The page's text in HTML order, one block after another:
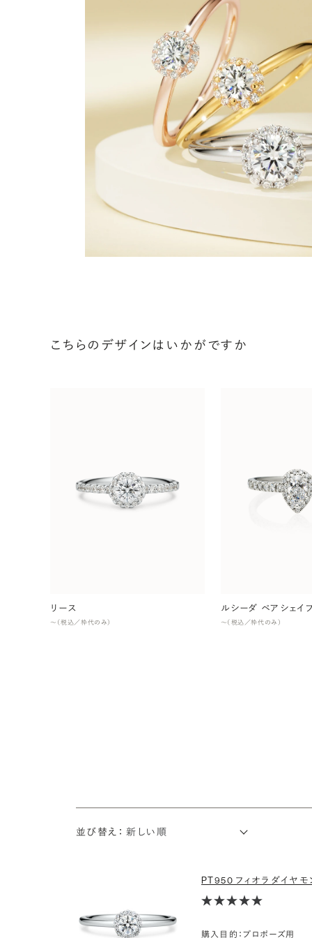
こちらのデザインはいかがですか
リース
〜（税込／枠代のみ）
ルシーダ ペアシェイ
〜（税込／枠代のみ）
並び替え：
PT950 フィオラ ダイヤ
購入目的：プロポーズ用